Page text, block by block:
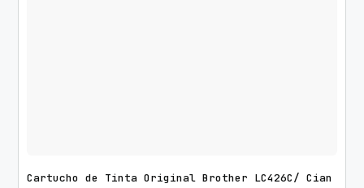
Cartucho de Tinta Original Brother LC426C/ Cian